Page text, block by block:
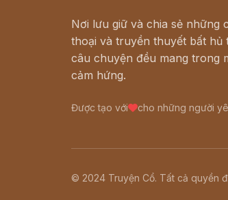
Nơi lưu giữ và chia sẻ những
thoại và truyền thuyết bất hủ
câu chuyện đều mang trong
cảm hứng.
Được tạo với cho những người
© 2024 Truyện Cổ. Tất cả quyền